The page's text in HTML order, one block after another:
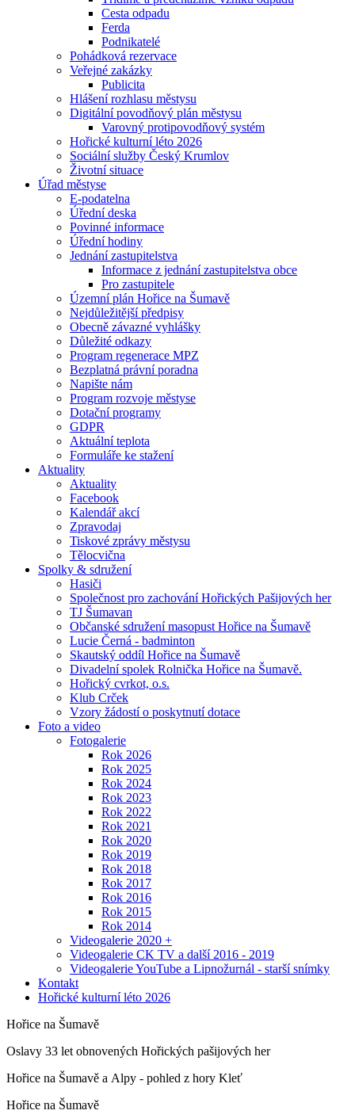
Cesta odpadu
Ferda
Podnikatelé
Pohádková rezervace
Veřejné zakázky
Publicita
Hlášení rozhlasu městysu
Digitální povodňový plán městysu
Varovný protipovodňový systém
Hořické kulturní léto 2026
Sociální služby Český Krumlov
Životní situace
Úřad městyse
E-podatelna
Úřední deska
Povinné informace
Úřední hodiny
Jednání zastupitelstva
Informace z jednání zastupitelstva obce
Pro zastupitele
Územní plán Hořice na Šumavě
Nejdůležitější předpisy
Obecně závazné vyhlášky
Důležité odkazy
Program regenerace MPZ
Bezplatná právní poradna
Napište nám
Program rozvoje městyse
Dotační programy
GDPR
Aktuální teplota
Formuláře ke stažení
Aktuality
Aktuality
Facebook
Kalendář akcí
Zpravodaj
Tiskové zprávy městysu
Tělocvična
Spolky & sdružení
Hasiči
Společnost pro zachování Hořických Pašijových her
TJ Šumavan
Občanské sdružení masopust Hořice na Šumavě
Lucie Černá - badminton
Skautský oddíl Hořice na Šumavě
Divadelní spolek Rolnička Hořice na Šumavě.
Hořický cvrkot, o.s.
Klub Crček
Vzory žádostí o poskytnutí dotace
Foto a video
Fotogalerie
Rok 2026
Rok 2025
Rok 2024
Rok 2023
Rok 2022
Rok 2021
Rok 2020
Rok 2019
Rok 2018
Rok 2017
Rok 2016
Rok 2015
Rok 2014
Videogalerie 2020 +
Videogalerie CK TV a další 2016 - 2019
Videogalerie YouTube a Lipnožurnál - starší snímky
Kontakt
Hořické kulturní léto 2026
Hořice na Šumavě
Oslavy 33 let obnovených Hořických pašijových her
Hořice na Šumavě a Alpy - pohled z hory Kleť
Hořice na Šumavě